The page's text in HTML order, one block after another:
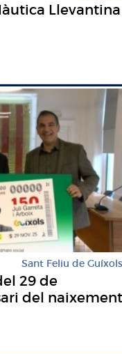
Llevantina
Sant Feliu de Guíxols
29 de
del naixement